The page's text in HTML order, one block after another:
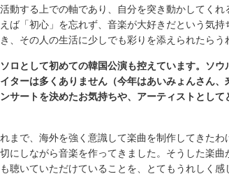
動する上での軸であり、自分を突き動かしてく
ば「初心」を忘れず、音楽が大好きだという気
、その人の生活に少しでも彩りを添えられたらう
として初めての韓国公演も控えています。ソウ
ターは多くありません（今年はあいみょんさん、
サートを決めたお気持ちや、アーティストとし
まで、海外を強く意識して楽曲を制作してきた
にしながら音楽を作ってきました。そうした楽曲
聴いていただけていることを、とてもうれしく